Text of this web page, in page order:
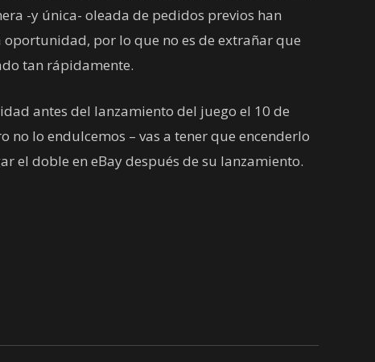
-y única- oleada de pedidos previos han
por lo que no es de extrañar que
tan rápidamente.
antes del lanzamiento del juego el 10 de
no lo endulcemos – vas a tener que encenderlo
el doble en eBay después de su lanzamiento.